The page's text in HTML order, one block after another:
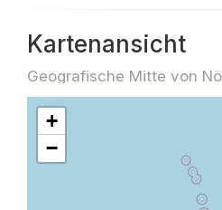
Kartenansicht
Geografische Mitte von
+
−